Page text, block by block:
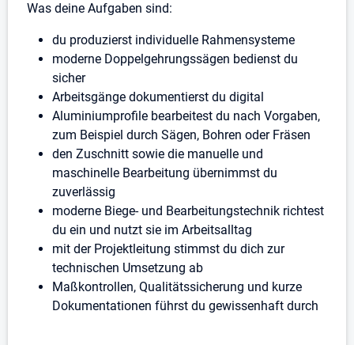
Was deine Aufgaben sind:
du produzierst individuelle Rahmensysteme
moderne Doppelgehrungssägen bedienst du
sicher
Arbeitsgänge dokumentierst du digital
Aluminiumprofile bearbeitest du nach Vorgaben,
zum Beispiel durch Sägen, Bohren oder Fräsen
den Zuschnitt sowie die manuelle und
maschinelle Bearbeitung übernimmst du
zuverlässig
moderne Biege- und Bearbeitungstechnik richtest
du ein und nutzt sie im Arbeitsalltag
mit der Projektleitung stimmst du dich zur
technischen Umsetzung ab
Maßkontrollen, Qualitätssicherung und kurze
Dokumentationen führst du gewissenhaft durch